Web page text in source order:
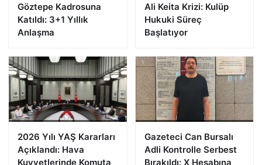
Göztepe Kadrosuna
Katıldı: 3+1 Yıllık
Anlaşma
Ali Keita Krizi: Kulüp
Hukuki Süreç
Başlatıyor
2026 Yılı YAŞ Kararları
Açıklandı: Hava
Kuvvetlerinde Komuta
Gazeteci Can Bursalı
Adli Kontrolle Serbest
Bırakıldı: X Hesabına